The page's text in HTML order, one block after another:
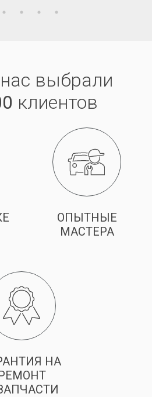
выбрали
клиентов
ОПЫТНЫЕ
МАСТЕРА
НА